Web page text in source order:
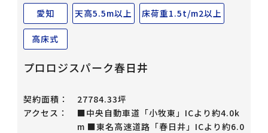
愛知 天高5.5m以上 床荷重1.5t/m2以上
高床式
プロロジスパーク春日井
契約面積：
27784.33坪
アクセス：
■中央自動車道「小牧東」ICより約4.0k
m ■東名高速道路「春日井」ICより約6.0